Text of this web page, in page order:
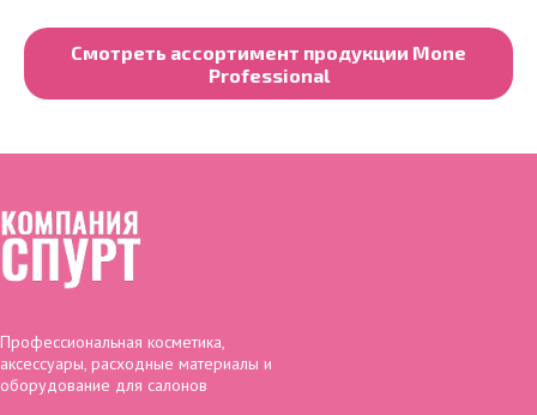
Смотреть ассортимент продукции Mone
Professional
Профессиональная косметика,
аксессуары, расходные материалы и
оборудование для салонов